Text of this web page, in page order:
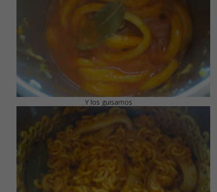
Y los guisamos